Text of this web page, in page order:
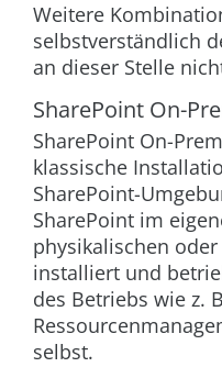
Weitere
selbstverständlich
an dieser Stelle
SharePoint On-
SharePoint On-
klassische
SharePoint-
SharePoint im
physikalischen
installiert und
des Betriebs wie z.
selbst.